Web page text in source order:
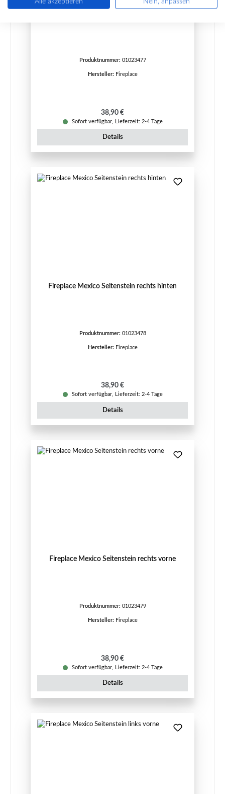
Produktnummer: 01023477
Hersteller: Fireplace
Regulärer Preis:
38,90 €
Sofort verfügbar, Lieferzeit: 2-4 Tage
Details
Fireplace Mexico Seitenstein rechts hinten
Produktnummer: 01023478
Hersteller: Fireplace
Regulärer Preis:
38,90 €
Sofort verfügbar, Lieferzeit: 2-4 Tage
Details
Fireplace Mexico Seitenstein rechts vorne
Produktnummer: 01023479
Hersteller: Fireplace
Regulärer Preis:
38,90 €
Sofort verfügbar, Lieferzeit: 2-4 Tage
Details